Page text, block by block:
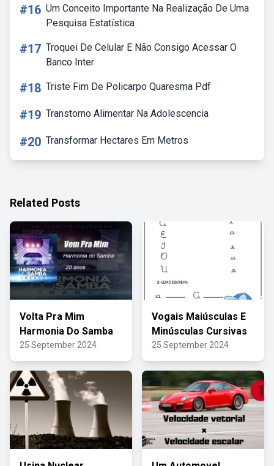
#16 Um Conceito Importante Na Realização De Uma
Pesquisa Estatística
#17 Troquei De Celular E Não Consigo Acessar O
Banco Inter
#18 Triste Fim De Policarpo Quaresma Pdf
#19 Transtorno Alimentar Na Adolescencia
#20 Transformar Hectares Em Metros
Related Posts
Volta Pra Mim
Harmonia Do Samba
25 September 2024
Vogais Maiúsculas E
Minúsculas Cursivas
25 September 2024